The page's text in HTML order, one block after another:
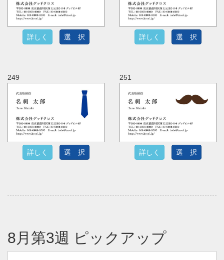
詳しく 選 択 詳しく 選 択
249
詳しく 選 択
251
詳しく 選 択
8月第3週 ピックアップ